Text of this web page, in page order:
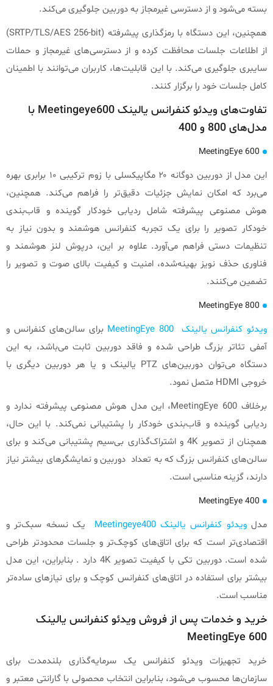
بسته می‌شود و از دسترسی غیرمجاز به دوربین جلوگیری می‌کند.
همچنین، این دستگاه با رمزگذاری پیشرفته (SRTP/TLS/AES 256-bit)
از اطلاعات جلسات محافظت کرده و از دسترسی‌های غیرمجاز و حملات
سایبری جلوگیری می‌کند. با این قابلیت‌ها، کاربران می‌توانند با اطمینان
کامل جلسات خود را برگزار کنند.
تفاوت‌های ویدئو کنفرانس یالینک Meetingeye600 با
مدل‌های 800 و 400
MeetingEye 600
این مدل از دوربین دوگانه ۲۰ مگاپیکسلی با زوم ترکیبی ۱۰ برابری بهره
می‌برد که امکان نمایش جزئیات دقیق‌تر را فراهم می‌کند. همچنین،
هوش مصنوعی پیشرفته شامل ردیابی خودکار گوینده و قاب‌بندی
خودکار تصویر را برای یک تجربه کنفرانس هوشمند و بدون نیاز به
تنظیمات دستی فراهم می‌آورد. علاوه بر این، درپوش لنز هوشمند و
فناوری حذف نویز بهینه‌شده، امنیت و کیفیت بالای صوت و تصویر را
تضمین می‌کنند.
MeetingEye 800
ویدئو کنفرانس یالینک MeetingEye 800
برای سالن‌های کنفرانس و
آمفی تئاتر بزرگ طراحی شده و فاقد دوربین ثابت می‌باشد، به این
دستگاه می‌توان دوربین‌های PTZ یالینک و یا هر دوربین دیگری با
خروجی HDMI متصل نمود.
برخلاف MeetingEye 600، این مدل هوش مصنوعی پیشرفته ندارد و
ردیابی گوینده و قاب‌بندی خودکار را پشتیبانی نمی‌کند. با این حال،
همچنان از تصویر 4K و اشتراک‌گذاری بی‌سیم پشتیبانی می‌کند و برای
سالن‌های کنفرانس بزرگ که به تعداد دوربین و نمایشگرهای بیشتر نیاز
دارند، گزینه مناسبی است.
MeetingEye 400
مدلویدئو کنفرانس یالینک Meetingeye400
یک نسخه سبک‌تر و
اقتصادی‌تر است که برای اتاق‌های کوچک‌تر و جلسات محدودتر طراحی
شده است. دوربین تکی با کیفیت تصویر 4K دارد . بنابراین، این مدل
بیشتر برای استفاده در اتاق‌های کنفرانس کوچک و برای نیازهای ساده‌تر
مناسب است.
خرید و خدمات پس از فروش ویدئو کنفرانس یالینک
MeetingEye 600
خرید تجهیزات ویدئو کنفرانس یک سرمایه‌گذاری بلندمدت برای
سازمان‌ها محسوب می‌شود، بنابراین انتخاب محصولی با گارانتی معتبر و